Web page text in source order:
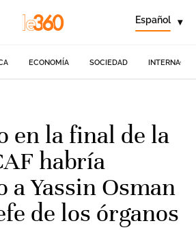
Español ▾
ECONOMÍA SOCIEDAD
en la final de la
habría
a Yassin Osman
de los órganos